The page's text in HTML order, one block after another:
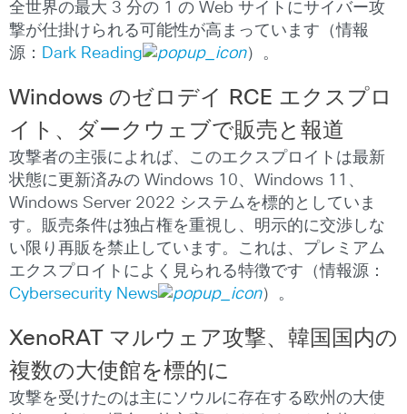
全世界の最大 3 分の 1 の Web サイトにサイバー攻
撃が仕掛けられる可能性が高まっています（情報
源： Dark Reading ）。
Windows のゼロデイ RCE エクスプロ
イト、ダークウェブで販売と報道
攻撃者の主張によれば、このエクスプロイトは最新
状態に更新済みの Windows 10、Windows 11、
Windows Server 2022 システムを標的としていま
す。販売条件は独占権を重視し、明示的に交渉しな
い限り再販を禁止しています。これは、プレミアム
エクスプロイトによく見られる特徴です（情報源：
Cybersecurity News
）。
XenoRAT マルウェア攻撃、韓国国内の
複数の大使館を標的に
攻撃を受けたのは主にソウルに存在する欧州の大使